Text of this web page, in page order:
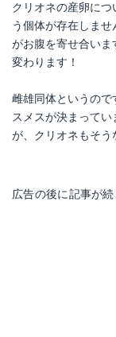
クリオネの産卵に
う個体が存在しま
がお腹を寄せ合い
変わります！
雌雄同体というの
スメスが決まって
が、クリオネもそう
広告の後に記事が